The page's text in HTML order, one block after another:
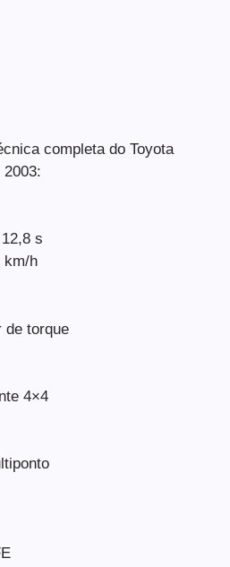
completa do Toyota
2003:
12,8 s
km/h
de torque
4×4